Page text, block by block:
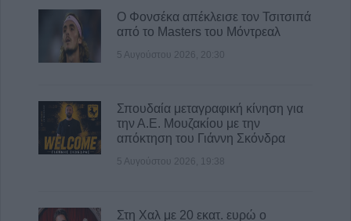
Ο Φονσέκα απέκλεισε τον Τσιτσιπά
από το Masters του Μόντρεαλ
5 Αυγούστου 2026, 20:30
Σπουδαία μεταγραφική κίνηση για
την Α.Ε. Μουζακίου με την
απόκτηση του Γιάννη Σκόνδρα
5 Αυγούστου 2026, 19:38
Στη Χαλ με 20 εκατ. ευρώ ο